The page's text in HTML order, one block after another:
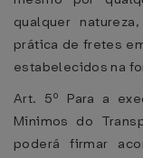
qualquer
prática de fretes
estabelecidos na
Art. 5º Para a
Mínimos do
poderá firmar